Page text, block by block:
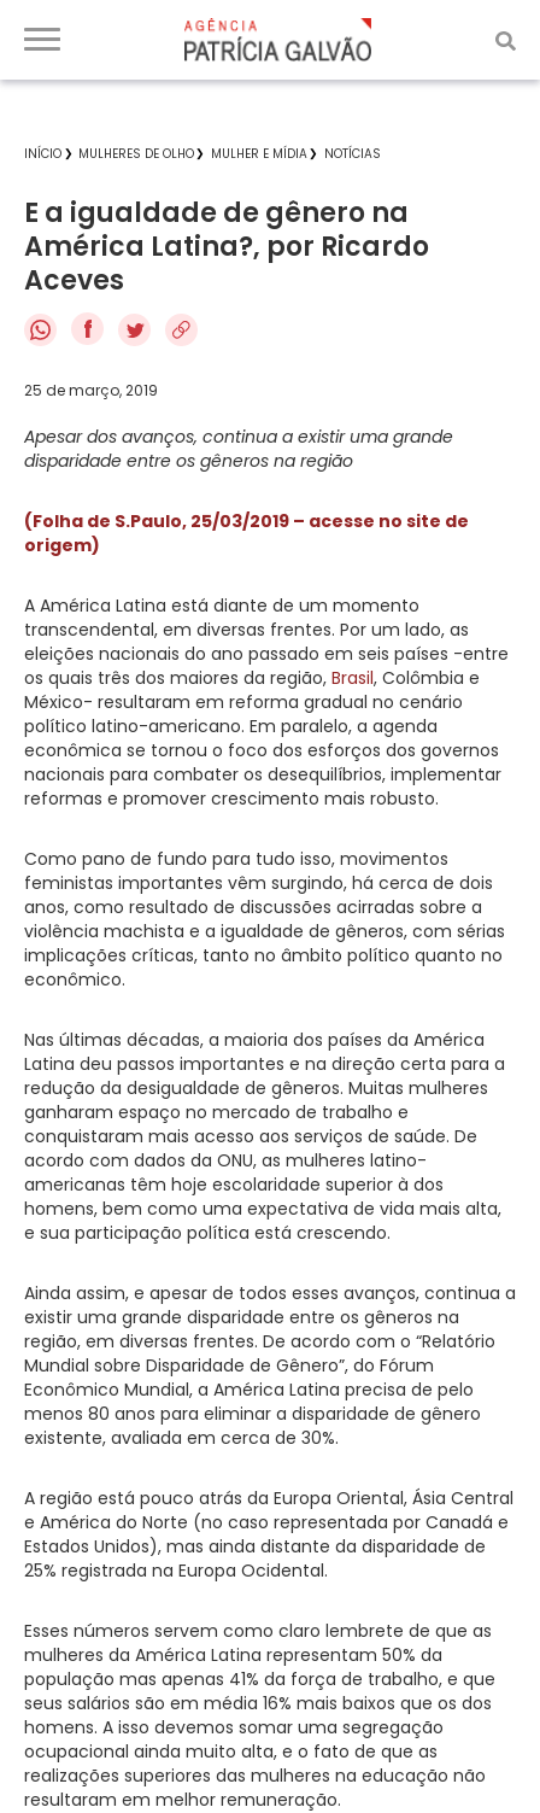
INÍCIO MULHERES DE OLHO MULHER E MÍDIA NOTÍCIAS
E a igualdade de gênero na
América Latina?, por Ricardo
Aceves
f
25 de março, 2019
Apesar dos avanços, continua a existir uma grande
disparidade entre os gêneros na região
(Folha de S.Paulo, 25/03/2019 – acesse no site de
origem)
A América Latina está diante de um momento
transcendental, em diversas frentes. Por um lado, as
eleições nacionais do ano passado em seis países -entre
os quais três dos maiores da região, Brasil, Colômbia e
México- resultaram em reforma gradual no cenário
político latino-americano. Em paralelo, a agenda
econômica se tornou o foco dos esforços dos governos
nacionais para combater os desequilíbrios, implementar
reformas e promover crescimento mais robusto.
Como pano de fundo para tudo isso, movimentos
feministas importantes vêm surgindo, há cerca de dois
anos, como resultado de discussões acirradas sobre a
violência machista e a igualdade de gêneros, com sérias
implicações críticas, tanto no âmbito político quanto no
econômico.
Nas últimas décadas, a maioria dos países da América
Latina deu passos importantes e na direção certa para a
redução da desigualdade de gêneros. Muitas mulheres
ganharam espaço no mercado de trabalho e
conquistaram mais acesso aos serviços de saúde. De
acordo com dados da ONU, as mulheres latino-
americanas têm hoje escolaridade superior à dos
homens, bem como uma expectativa de vida mais alta,
e sua participação política está crescendo.
Ainda assim, e apesar de todos esses avanços, continua a
existir uma grande disparidade entre os gêneros na
região, em diversas frentes. De acordo com o “Relatório
Mundial sobre Disparidade de Gênero”, do Fórum
Econômico Mundial, a América Latina precisa de pelo
menos 80 anos para eliminar a disparidade de gênero
existente, avaliada em cerca de 30%.
A região está pouco atrás da Europa Oriental, Ásia Central
e América do Norte (no caso representada por Canadá e
Estados Unidos), mas ainda distante da disparidade de
25% registrada na Europa Ocidental.
Esses números servem como claro lembrete de que as
mulheres da América Latina representam 50% da
população mas apenas 41% da força de trabalho, e que
seus salários são em média 16% mais baixos que os dos
homens. A isso devemos somar uma segregação
ocupacional ainda muito alta, e o fato de que as
realizações superiores das mulheres na educação não
resultaram em melhor remuneração.